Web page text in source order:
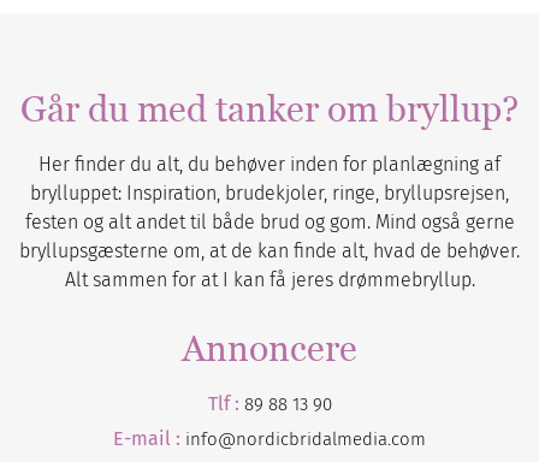
Går du med tanker om bryllup?
Her finder du alt, du behøver inden for planlægning af
brylluppet: Inspiration, brudekjoler, ringe, bryllupsrejsen,
festen og alt andet til både brud og gom. Mind også gerne
bryllupsgæsterne om, at de kan finde alt, hvad de behøver.
Alt sammen for at I kan få jeres drømmebryllup.
Annoncere
Tlf : 89 88 13 90
E-mail : info@nordicbridalmedia.com